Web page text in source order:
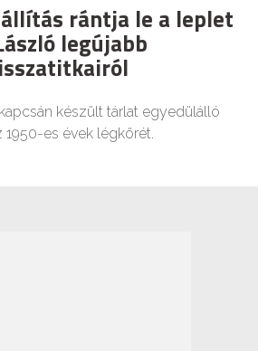
rántja le a leplet
legújabb
készült tárlat egyedülálló
es évek légkörét.